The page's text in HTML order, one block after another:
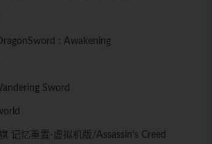
: Awakening
Sword
记忆重置-虚拟机版/Assassin’s Creed